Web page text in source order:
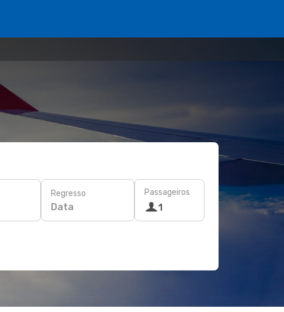
Regresso
Data
Passageiros
1